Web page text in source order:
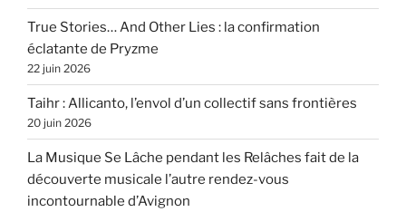
True Stories… And Other Lies : la confirmation
éclatante de Pryzme
22 juin 2026
Taihr : Allicanto, l’envol d’un collectif sans frontières
20 juin 2026
La Musique Se Lâche pendant les Relâches fait de la
découverte musicale l’autre rendez-vous
incontournable d’Avignon